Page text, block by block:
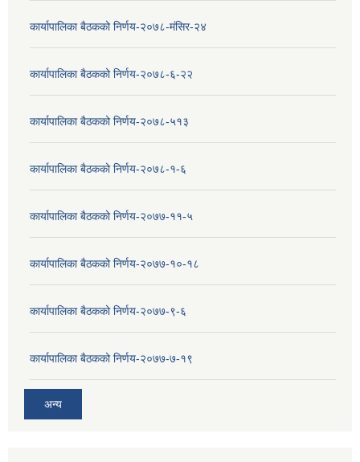
कार्यापालिका बैठकको निर्णय-२०७८-मंसिर-२४
कार्यापालिका बैठकको निर्णय-२०७८-६-२२
कार्यापालिका बैठकको निर्णय-२०७८-५१३
कार्यापालिका बैठकको निर्णय-२०७८-१-६
कार्यापालिका बैठकको निर्णय-२०७७-११-५
कार्यापालिका बैठकको निर्णय-२०७७-१०-१८
कार्यापालिका बैठकको निर्णय-२०७७-९-६
कार्यापालिका बैठकको निर्णय-२०७७-७-१९
अन्य